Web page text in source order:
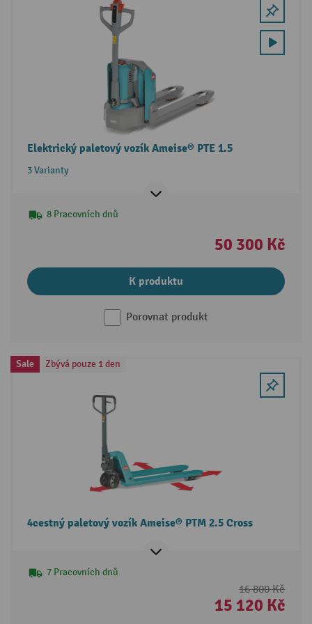
Elektrický paletový vozík Ameise® PTE 1.5
3 Varianty
8 Pracovních dnů
50 300 Kč
K produktu
Porovnat produkt
Sale Zbývá pouze 1 den
4cestný paletový vozík Ameise® PTM 2.5 Cross
7 Pracovních dnů
16 800 Kč
15 120 Kč